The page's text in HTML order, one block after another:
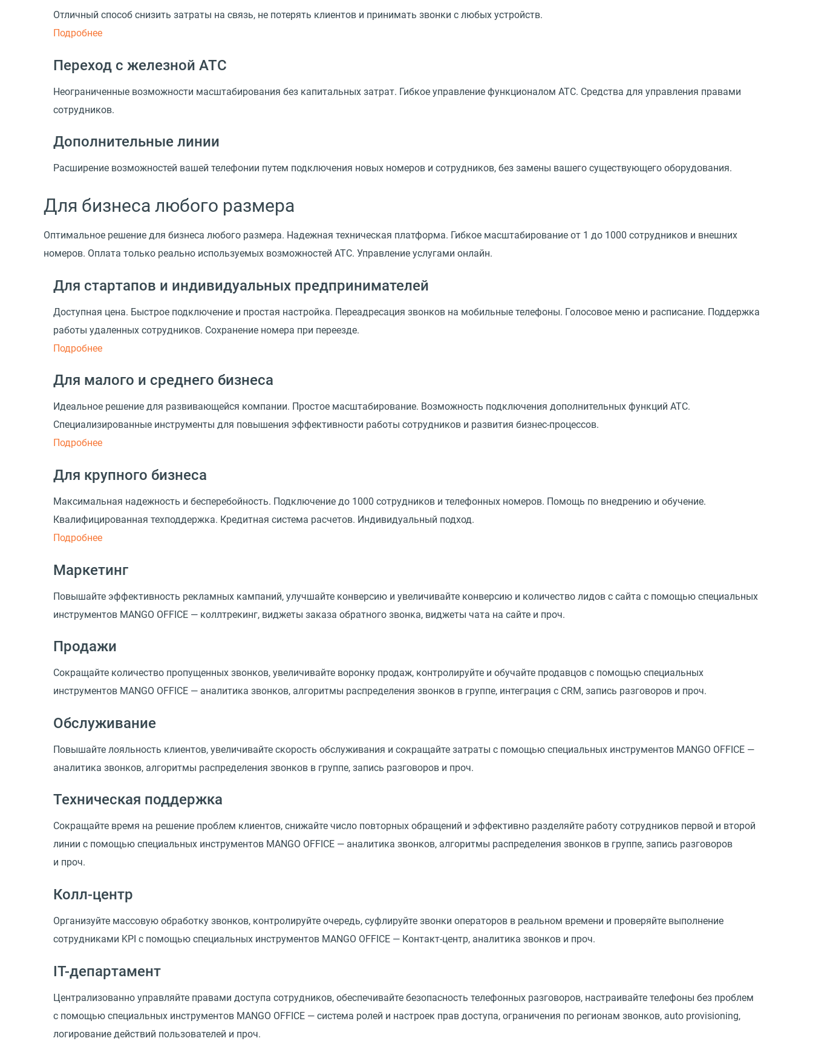
Отличный способ снизить затраты на связь, не потерять клиентов и принимать звонки с любых устройств.
Подробнее
Переход с железной АТС
Неограниченные возможности масштабирования без капитальных затрат. Гибкое управление функционалом АТС. Средства для управления правами
сотрудников.
Дополнительные линии
Расширение возможностей вашей телефонии путем подключения новых номеров и сотрудников, без замены вашего существующего оборудования.
Для бизнеса любого размера
Оптимальное решение для бизнеса любого размера. Надежная техническая платформа. Гибкое масштабирование от 1 до 1000 сотрудников и внешних
номеров. Оплата только реально используемых возможностей АТС. Управление услугами онлайн.
Для стартапов и индивидуальных предпринимателей
Доступная цена. Быстрое подключение и простая настройка. Переадресация звонков на мобильные телефоны. Голосовое меню и расписание. Поддержка
работы удаленных сотрудников. Сохранение номера при переезде.
Подробнее
Для малого и среднего бизнеса
Идеальное решение для развивающейся компании. Простое масштабирование. Возможность подключения дополнительных функций АТС.
Специализированные инструменты для повышения эффективности работы сотрудников и развития бизнес-процессов.
Подробнее
Для крупного бизнеса
Максимальная надежность и бесперебойность. Подключение до 1000 сотрудников и телефонных номеров. Помощь по внедрению и обучение.
Квалифицированная техподдержка. Кредитная система расчетов. Индивидуальный подход.
Подробнее
Маркетинг
Повышайте эффективность рекламных кампаний, улучшайте конверсию и увеличивайте конверсию и количество лидов с сайта с помощью специальных
инструментов MANGO OFFICE — коллтрекинг, виджеты заказа обратного звонка, виджеты чата на сайте и проч.
Продажи
Сокращайте количество пропущенных звонков, увеличивайте воронку продаж, контролируйте и обучайте продавцов с помощью специальных
инструментов MANGO OFFICE — аналитика звонков, алгоритмы распределения звонков в группе, интеграция с CRM, запись разговоров и проч.
Обслуживание
Повышайте лояльность клиентов, увеличивайте скорость обслуживания и сокращайте затраты с помощью специальных инструментов MANGO OFFICE —
аналитика звонков, алгоритмы распределения звонков в группе, запись разговоров и проч.
Техническая поддержка
Сокращайте время на решение проблем клиентов, снижайте число повторных обращений и эффективно разделяйте работу сотрудников первой и второй
линии с помощью специальных инструментов MANGO OFFICE — аналитика звонков, алгоритмы распределения звонков в группе, запись разговоров
и проч.
Колл-центр
Организуйте массовую обработку звонков, контролируйте очередь, суфлируйте звонки операторов в реальном времени и проверяйте выполнение
сотрудниками KPI с помощью специальных инструментов MANGO OFFICE — Контакт-центр, аналитика звонков и проч.
IT-департамент
Централизованно управляйте правами доступа сотрудников, обеспечивайте безопасность телефонных разговоров, настраивайте телефоны без проблем
с помощью специальных инструментов MANGO OFFICE — система ролей и настроек прав доступа, ограничения по регионам звонков, auto provisioning,
логирование действий пользователей и проч.